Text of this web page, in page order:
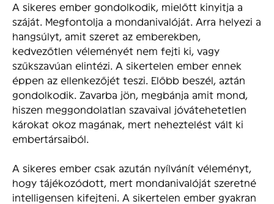
A sikeres ember gondolkodik, mielőtt kinyitja a
száját. Megfontolja a mondanivalóját. Arra helyezi a
hangsúlyt, amit szeret az emberekben,
kedvezőtlen véleményét nem fejti ki, vagy
szűkszavúan elintézi. A sikertelen ember ennek
éppen az ellenkezőjét teszi. Előbb beszél, aztán
gondolkodik. Zavarba jön, megbánja amit mond,
hiszen meggondolatlan szavaival jóvátehetetlen
károkat okoz magának, mert neheztelést vált ki
embertársaiból.
A sikeres ember csak azután nyílvánít véleményt,
hogy tájékozódott, mert mondanivalóját szeretné
intelligensen kifejteni. A sikertelen ember gyakran